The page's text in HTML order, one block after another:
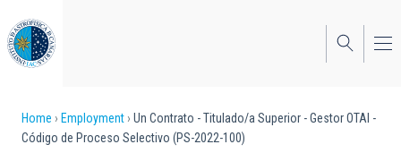
to
main
content
Breadcrumb
Home Employment
Un Contrato - Titulado/a Superior - Gestor OTAI -
Código de Proceso Selectivo (PS-2022-100)